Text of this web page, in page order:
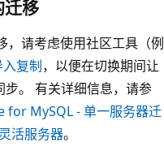
迁移
，请考虑使用社区工具（例
入复制，以便在切换期间让
。 有关详细信息，请参
for MySQL - 单一服务器迁
活服务器。